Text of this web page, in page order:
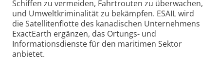
Schiffen zu vermeiden, Fahrtrouten zu überwachen,
und Umwelt­kriminalität zu bekämpfen. ESAIL wird
die Satelliten­flotte des kanadischen Unter­nehmens
ExactEarth ergänzen, das Ortungs- und
Informations­dienste für den maritimen Sektor
anbietet.